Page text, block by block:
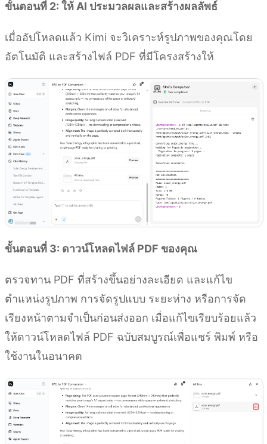
ขั้นตอนที่ 2: ให้ AI ประมวลผลและสร้างผลลัพธ์
เมื่ออัปโหลดแล้ว Kimi จะวิเคราะห์รูปภาพของคุณโดย
อัตโนมัติ และสร้างไฟล์ PDF ที่มีโครงสร้างให้
ขั้นตอนที่ 3: ดาวน์โหลดไฟล์ PDF ของคุณ
ตรวจทาน PDF ที่สร้างขึ้นอย่างละเอียด และแก้ไข
ตำแหน่งรูปภาพ การจัดรูปแบบ ระยะห่าง หรือการจัด
เรียงหน้าตามจำเป็นก่อนส่งออก เมื่อแก้ไขเรียบร้อยแล้ว
ให้ดาวน์โหลดไฟล์ PDF ฉบับสมบูรณ์เพื่อแชร์ พิมพ์ หรือ
ใช้งานในอนาคต